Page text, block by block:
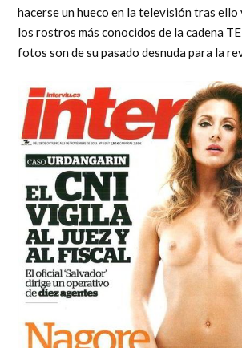
hacerse un hueco en la televisión tras ello
los rostros más conocidos de la cadena
fotos son de su pasado desnuda para la